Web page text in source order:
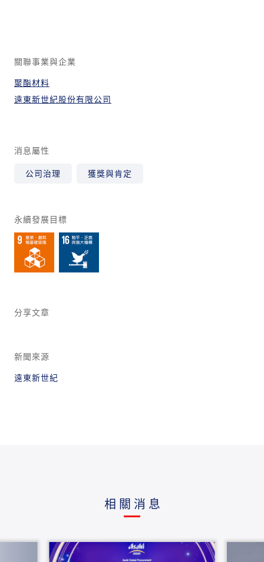
關聯事業與企業
聚酯材料
遠東新世紀股份有限公司
消息屬性
公司治理 獲獎與肯定
永續發展目標
分享文章
新聞來源
遠東新世紀
相關消息